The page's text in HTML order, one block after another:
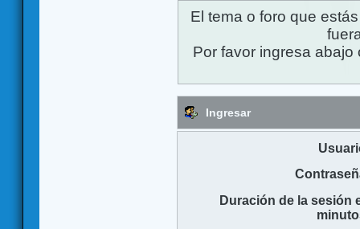
El tema o foro que
Por favor ingresa
Ingresar
Duración de la sesión